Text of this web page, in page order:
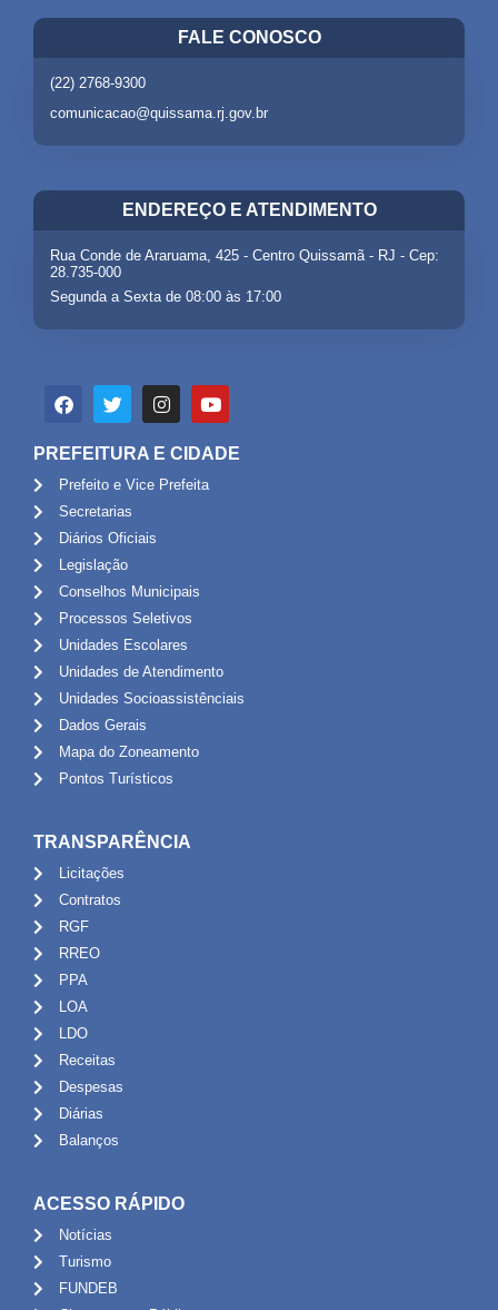
FALE CONOSCO
(22) 2768-9300
comunicacao@quissama.rj.gov.br
ENDEREÇO E ATENDIMENTO
Rua Conde de Araruama, 425 - Centro Quissamã - RJ - Cep:
28.735-000
Segunda a Sexta de 08:00 às 17:00
PREFEITURA E CIDADE
Prefeito e Vice Prefeita
Secretarias
Diários Oficiais
Legislação
Conselhos Municipais
Processos Seletivos
Unidades Escolares
Unidades de Atendimento
Unidades Socioassistênciais
Dados Gerais
Mapa do Zoneamento
Pontos Turísticos
TRANSPARÊNCIA
Licitações
Contratos
RGF
RREO
PPA
LOA
LDO
Receitas
Despesas
Diárias
Balanços
ACESSO RÁPIDO
Notícias
Turismo
FUNDEB